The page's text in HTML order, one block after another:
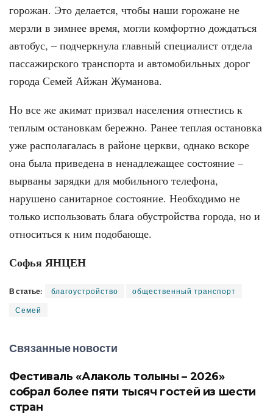
горожан. Это делается, чтобы наши горожане не
мерзли в зимнее время, могли комфортно дождаться
автобус, – подчеркнула главный специалист отдела
пассажирского транспорта и автомобильных дорог
города Семей Айжан Жуманова.
Но все же акимат призвал населения отнестись к
теплым остановкам бережно. Ранее теплая остановка
уже располагалась в районе церкви, однако вскоре
она была приведена в ненадлежащее состояние –
вырваны зарядки для мобильного телефона,
нарушено санитарное состояние. Необходимо не
только использовать блага обустройства города, но и
относиться к ним подобающе.
Софья ЯНЦЕН
В статье: благоустройство общественный транспорт
Семей
Связанные новости
Фестиваль «Алаколь толқыны – 2026»
собрал более пяти тысяч гостей из шести
стран